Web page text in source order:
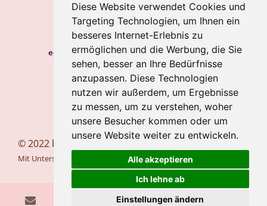
Diese Website verwendet Cookies und
Targeting Technologien, um Ihnen ein
besseres Internet-Erlebnis zu
ermöglichen und die Werbung, die Sie
sehen, besser an Ihre Bedürfnisse
anzupassen. Diese Technologien
nutzen wir außerdem, um Ergebnisse
zu messen, um zu verstehen, woher
unsere Besucher kommen oder um
unsere Website weiter zu entwickeln.
Alle akzeptieren
Ich lehne ab
Einstellungen ändern
Wilhelmstraße 34, 56112 Lahnstein
Handy:+49 157 8450 2773
e-mail:hypnosecoaching.baum@gmail.com
Meine Blogs
Newsletter
Newsletter abbestellen
© 2022 bewusstesglueck.com
Mit Unterstützung von Webador